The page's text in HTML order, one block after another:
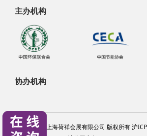
主办机构
协办机构
@2024 上海荷祥会展有限公司 版权所有 沪